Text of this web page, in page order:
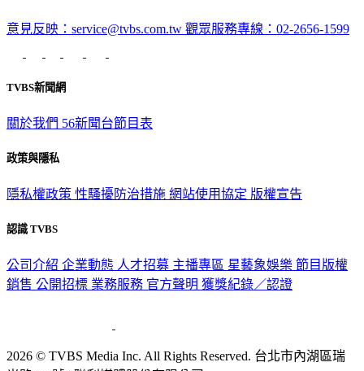
意見反映：service@tvbs.com.tw 觀眾服務專線：02-2656-1599
TVBS新聞網
關於我們 56新聞台節目表
政策與隱私
隱私權政策 性騷擾防治措施 網站使用協定 版權宣告
認識 TVBS
公司介紹 企業動態 人才招募 主播專區 星藝象娛樂 節目版權
銷售 公開招標 業務服務 官方聲明 獲獎紀錄／認證
2026 © TVBS Media Inc. All Rights Reserved. 台北市內湖區瑞